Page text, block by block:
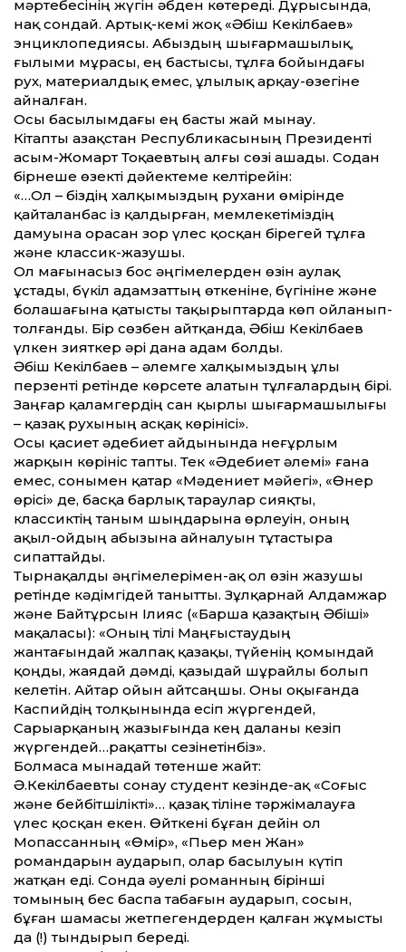
мәртебесінің жүгін әбден көтереді. Дұрысында,
нақ сондай. Артық-кемі жоқ «Әбіш Кекілбаев»
энциклопедиясы. Абыздың шығармашылық,
ғылыми мұрасы, ең бастысы, тұлға бойын­дағы
рух, материалдық емес, ұлылық арқау-өзегіне
айналған.
Осы басылымдағы ең басты жай мынау.
Кітапты Қазақстан Республикасының Президенті
Қасым-Жомарт Тоқаевтың алғы сөзі ашады. Содан
бірнеше өзекті дәйектеме келтірейін:
«…Ол – біздің халқымыздың рухани өмірінде
қайталанбас із қалдырған, мемлекетіміздің
дамуына орасан зор үлес қосқан бірегей тұлға
және классик-жазушы.
Ол мағынасыз бос әңгімелерден өзін аулақ
ұстады, бүкіл адамзаттың өткеніне, бүгініне және
болашағына қатысты тақырыптарда көп ойланып-
толғанды. Бір сөзбен айтқанда, Әбіш Кекілбаев
үлкен зияткер әрі дана адам болды.
Әбіш Кекілбаев – әлемге халқымыздың ұлы
перзенті ретінде көрсете алатын тұлғалардың бірі.
Заңғар қаламгердің сан қырлы шығармашылығы
– қазақ рухының асқақ көрінісі».
Осы қасиет әдебиет айдынында неғұрлым
жарқын көрініс тапты. Тек «Әдебиет әлемі» ғана
емес, сонымен қатар «Мәдениет мәйегі», «Өнер
өрісі» де, басқа барлық тараулар сияқты,
классиктің таным шыңдарына өрлеуін, оның
ақыл-ойдың абызына айналуын тұтастыра
сипаттайды.
Тырнақалды әңгімелерімен-ақ ол өзін жазушы
ретінде кәдімгідей танытты. Зұлқарнай Алдамжар
және Байтұрсын Ілияс («Барша қазақтың Әбіші»
мақаласы): «Оның тілі Маңғыстаудың
жантағындай жалпақ қазақы, түйенің қомындай
қоңды, жаядай дәмді, қазыдай шұрайлы болып
келетін. Айтар ойын айтсаңшы. Оны оқығанда
Каспийдің толқынында есіп жүргендей,
Сарыарқаның жазығында кең даланы кезіп
жүргендей…рақатты сезінетінбіз».
Болмаса мынадай төтенше жайт:
Ә.Кекілбаевты сонау студент кезінде-ақ «Соғыс
және бейбітшілікті»… қазақ тіліне тәржімалауға
үлес қосқан екен. Өйткені бұған дейін ол
Мопассанның «Өмір», «Пьер мен Жан»
романдарын аударып, олар басылуын күтіп
жатқан еді. Сонда әуелі романның бірінші
томының бес баспа табағын аударып, сосын,
бұған шамасы жетпегендерден қалған жұмысты
да (!) тындырып береді.